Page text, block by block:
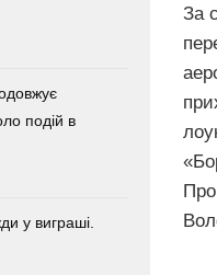
За
подій в
у виграші.